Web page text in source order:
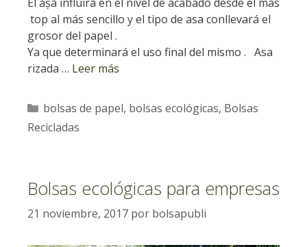
top al más sencillo y el tipo de asa conllevará el
grosor del papel .
Ya que determinará el uso final del mismo . Asa
rizada … Leer más
Categorías
bolsas de papel, bolsas ecológicas, Bolsas
Recicladas
Bolsas ecológicas para empresas
21 noviembre, 2017 por bolsapubli